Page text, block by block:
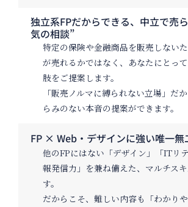
独立系FPだからできる、中立で売
気の相談”
特定の保険や金融商品を販売しないた
が売れるかではなく、あなたにとっ
肢をご提案します。
「販売ノルマに縛られない立場」だ
らみのない本音の提案ができます。
FP × Web・デザインに強い唯一無
他のFPにはない「デザイン」「ITリ
報発信力」を兼ね備えた、 マルチス
す。
だからこそ、難しい内容も「わかり